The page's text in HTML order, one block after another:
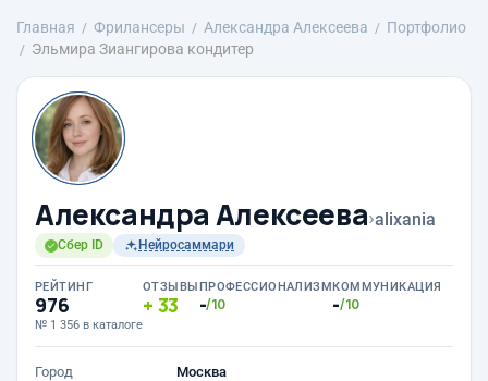
Главная Фрилансеры Александра Алексеева
Портфолио
Эльмира Зиангирова кондитер
Александра Алексеева›alixania
Сбер ID Нейросаммари
РЕЙТИНГ
976
№ 1 356 в каталоге
ОТЗЫВЫ
33
ПРОФЕССИОНАЛИЗМ
-/10
КОММУНИКАЦИЯ
-/10
Город
Москва